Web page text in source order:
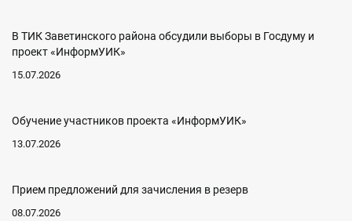
В ТИК Заветинского района обсудили выборы в Госдуму и
проект «ИнформУИК»
15.07.2026
Обучение участников проекта «ИнформУИК»
13.07.2026
Прием предложений для зачисления в резерв
08.07.2026